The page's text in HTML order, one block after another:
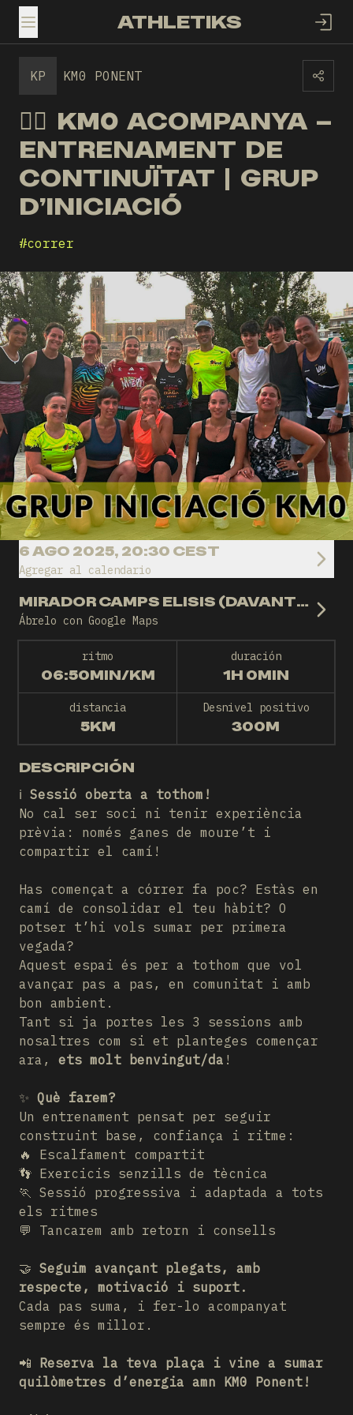
TOGGLE MENUATHLETIKS
KP KM0 PONENT
🏃‍♀️ KM0 ACOMPANYA –
ENTRENAMENT DE
CONTINUÏTAT | GRUP
D’INICIACIÓ
#correr
6 AGO 2025, 20:30 CEST
Agregar al calendario
MIRADOR CAMPS ELISIS (DAVANT PALAU DE VIDRE)- PUNT TROBADA KM0
Ábrelo con Google Maps
ritmo
06:50MIN/KM
duración
1H 0MIN
distancia
5KM
Desnivel positivo
300M
DESCRIPCIÓN
ℹ️ Sessió oberta a tothom!
No cal ser soci ni tenir experiència
prèvia: només ganes de moure’t i
compartir el camí!
Has començat a córrer fa poc? Estàs en
camí de consolidar el teu hàbit? O
potser t’hi vols sumar per primera
vegada?
Aquest espai és per a tothom que vol
avançar pas a pas, en comunitat i amb
bon ambient.
Tant si ja portes les 3 sessions amb
nosaltres com si et planteges començar
ara, ets molt benvingut/da !
✨ Què farem?
Un entrenament pensat per seguir
construint base, confiança i ritme:
🔥 Escalfament compartit
👣 Exercicis senzills de tècnica
🏃 Sessió progressiva i adaptada a tots
els ritmes
💬 Tancarem amb retorn i consells
🤝 Seguim avançant plegats, amb
respecte, motivació i suport.
Cada pas suma, i fer-lo acompanyat
sempre és millor.
📲 Reserva la teva plaça i vine a sumar
quilòmetres d’energia amn KM0 Ponent!